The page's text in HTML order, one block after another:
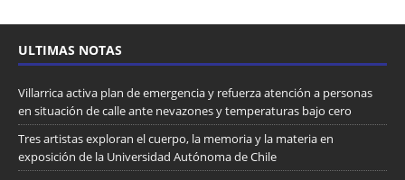
ULTIMAS NOTAS
Villarrica activa plan de emergencia y refuerza atención a personas
en situación de calle ante nevazones y temperaturas bajo cero
Tres artistas exploran el cuerpo, la memoria y la materia en
exposición de la Universidad Autónoma de Chile